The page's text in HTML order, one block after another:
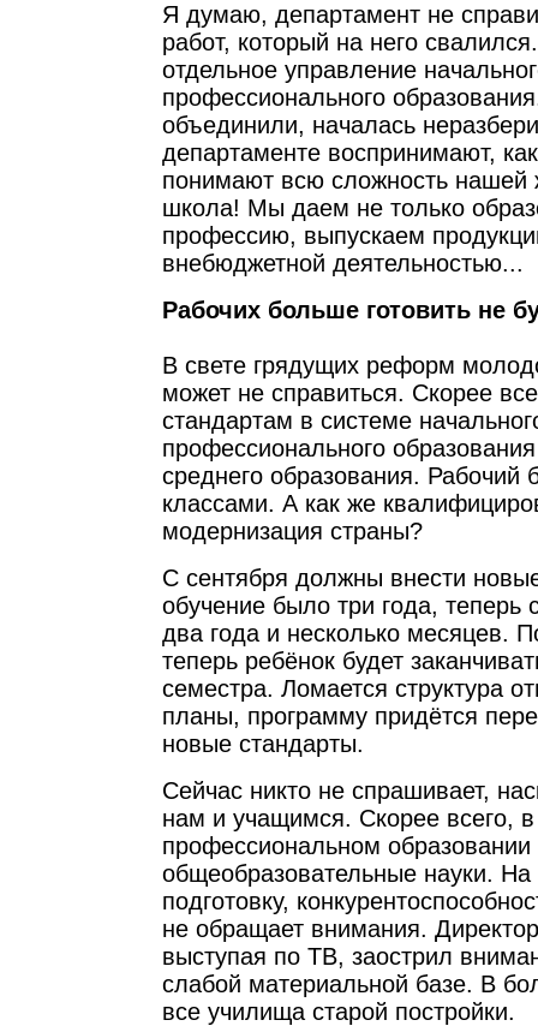
Я думаю, департамент не
работ, который на него
отдельное управление
профессионального
объединили, началась
департаменте воспринимают,
понимают всю сложность
школа! Мы даем не только
профессию, выпускаем
внебюджетной деятельностью...
Рабочих больше готовить не
В свете грядущих реформ
может не справиться. Скорее
стандартам в системе
профессионального
среднего образования. Рабочий
классами. А как же
модернизация страны?
С сентября должны внести
обучение было три года, теперь
два года и несколько месяцев.
теперь ребёнок будет
семестра. Ломается структура
планы, программу придётся
новые стандарты.
Сейчас никто не спрашивает,
нам и учащимся. Скорее всего,
профессиональном образовании
общеобразовательные науки.
подготовку,
не обращает внимания.
выступая по ТВ, заострил
слабой материальной базе. В
все училища старой постройки.